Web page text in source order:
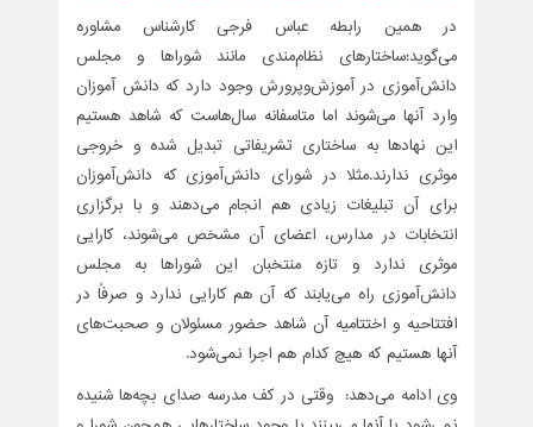
در همین رابطه عباس فرجی کارشناس مشاوره
می‌گوید:‌ساختارهای نظام‌مندی مانند شوراها و مجلس
دانش‌آموزی در آموزش‌وپرورش وجود دارد که دانش آموزان
وارد آنها می‌شوند اما متاسفانه سال‌هاست که شاهد هستیم
این نهادها به ساختاری تشریفاتی تبدیل شده و خروجی
موثری ندارند.مثلا در شورای دانش‌آموزی که دانش‌آموزان
برای آن تبلیغات زیادی هم انجام می‌‌دهند و با برگزاری
انتخابات در مدارس، اعضای آن مشخص می‌شوند، کارایی
موثری ندارد و تازه منتخبان این شوراها به مجلس
دانش‌آموزی راه می‌یابند که آن هم کارایی ندارد و صرفاً در
افتتاحیه و اختتامیه آن شاهد حضور مسئولان و صحبت‌های
آنها هستیم که هیچ کدام هم اجرا نمی‌شود.
وی ادامه می‌دهد: وقتی در کف مدرسه صدای بچه‌ها شنیده